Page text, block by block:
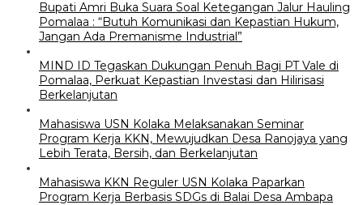
Bupati Amri Buka Suara Soal Ketegangan Jalur Hauling
Pomalaa : “Butuh Komunikasi dan Kepastian Hukum,
Jangan Ada Premanisme Industrial”
MIND ID Tegaskan Dukungan Penuh Bagi PT Vale di
Pomalaa, Perkuat Kepastian Investasi dan Hilirisasi
Berkelanjutan
Mahasiswa USN Kolaka Melaksanakan Seminar
Program Kerja KKN, Mewujudkan Desa Ranojaya yang
Lebih Terata, Bersih, dan Berkelanjutan
Mahasiswa KKN Reguler USN Kolaka Paparkan
Program Kerja Berbasis SDGs di Balai Desa Ambapa